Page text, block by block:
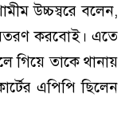
উচ্চস্বরে বলেন,
করবোই। এতে
গিয়ে তাকে থানায়
এপিপি ছিলেন